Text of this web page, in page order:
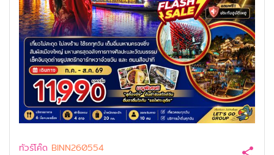
ทัวร์โค๊ด BINN260554